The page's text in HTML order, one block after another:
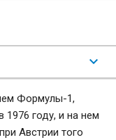
Формулы-1,
году, и на нем
Австрии того